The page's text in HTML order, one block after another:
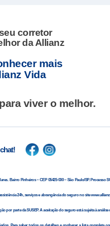
corretor
da Allianz
mais
Vida
viver o melhor.
Bairro Pinheiros – CEP 05425-000 – São Paulo/SP. Processo
24h, serviços e abrangência do seguro no site
por parte da SUSEP. A aceitação do seguro está sujeita à análise